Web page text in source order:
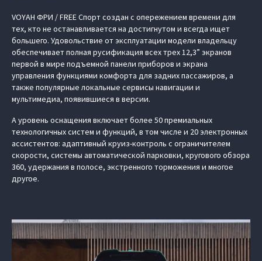
VOYAH ФРИ / FREE Спорт создан с опережением времени для
тех, кто не останавливается на достигнутом и всегда ищет
большего. Удовольствие от эксплуатации модели владельцу
обеспечивает полная русификация всех трех 12,3” экранов
первой в мире подъемной панели приборов и экрана
управления функциями комфорта для задних пассажиров, а
также популярные локальные сервисы навигации и
мультимедиа, появившиеся в версии.
А уровень оснащения включает более 50 премиальных
технологичных систем и функций, в том числе и 20 электронных
ассистентов: адаптивный круиз-контроль с ограничителем
скорости, системы автоматической парковки, кругового обзора
360, удержания в полосе, экстренного торможения и многое
другое.